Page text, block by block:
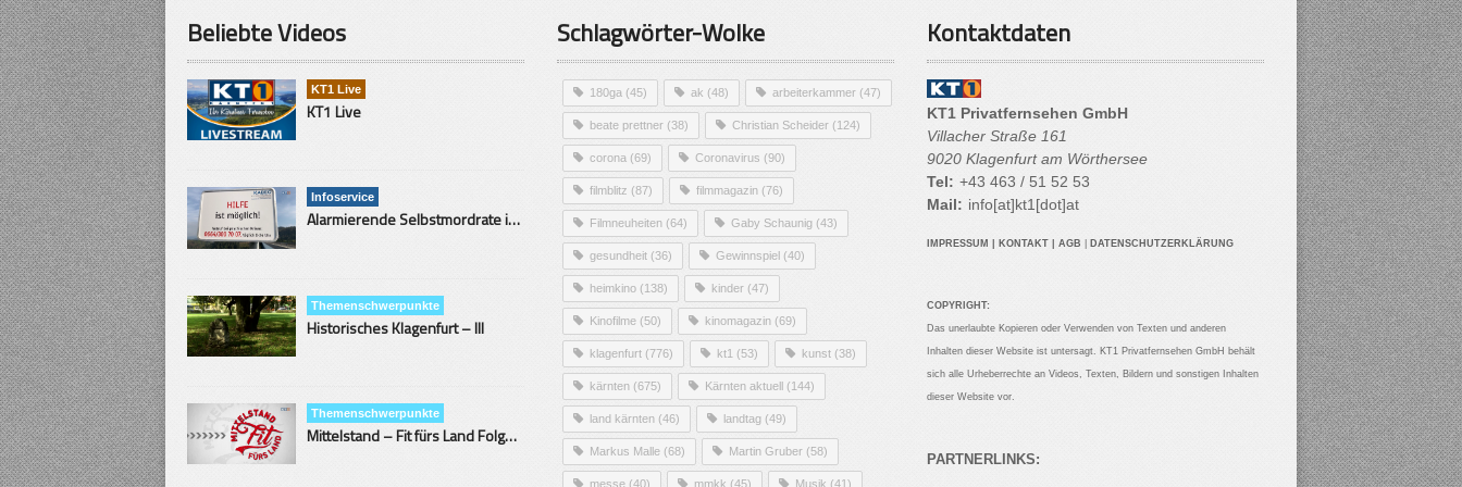
Beliebte Videos
KT1 Live
KT1 Live
Infoservice
Alarmierende Selbstmordrate in Kärnten
Themenschwerpunkte
Historisches Klagenfurt – III
Themenschwerpunkte
Mittelstand – Fit fürs Land Folge 9- Konditor
Schlagwörter-Wolke
180ga (45) ak (48) arbeiterkammer (47)
beate prettner (38) Christian Scheider (124)
corona (69) Coronavirus (90)
filmblitz (87) filmmagazin (76)
Filmneuheiten (64) Gaby Schaunig (43)
gesundheit (36) Gewinnspiel (40)
heimkino (138) kinder (47)
Kinofilme (50) kinomagazin (69)
klagenfurt (776) kt1 (53) kunst (38)
kärnten (675) Kärnten aktuell (144)
land kärnten (46) landtag (49)
Markus Malle (68) Martin Gruber (58)
messe (40) mmkk (45) Musik (41)
Kontaktdaten
KT1 Privatfernsehen GmbH
Villacher Straße 161
9020 Klagenfurt am Wörthersee
Tel: +43 463 / 51 52 53
Mail: info[at]kt1[dot]at
IMPRESSUM KONTAKT AGB DATENSCHUTZERKLÄRUNG
COPYRIGHT:
Das unerlaubte Kopieren oder Verwenden von Texten und anderen
Inhalten dieser Website ist untersagt. KT1 Privatfernsehen GmbH behält
sich alle Urheberrechte an Videos, Texten, Bildern und sonstigen Inhalten
dieser Website vor.
PARTNERLINKS: